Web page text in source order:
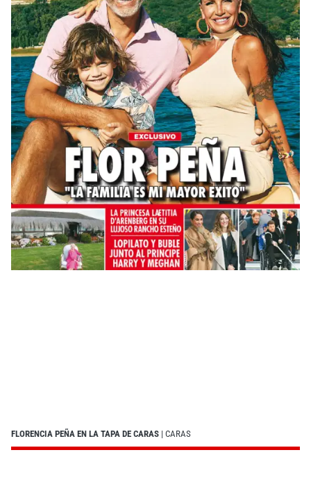
FLORENCIA PEÑA EN LA TAPA DE CARAS | CARAS